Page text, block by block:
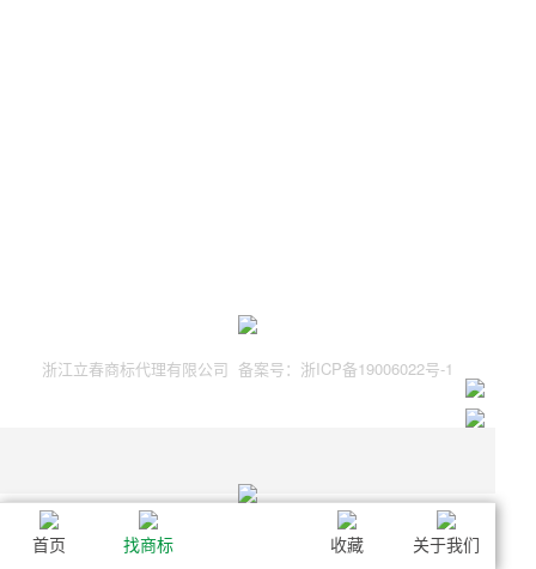
浙江立春商标代理有限公司 备案号：浙ICP备19006022号-1
首页 找商标 收藏 关于我们